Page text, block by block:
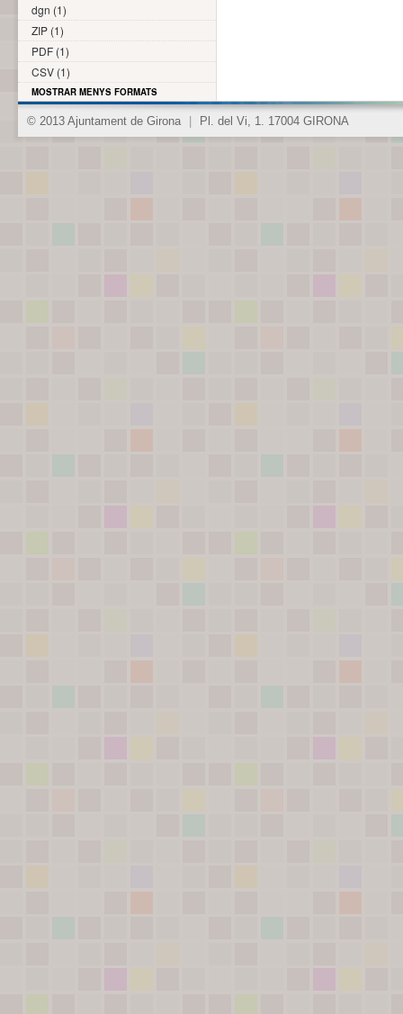
dgn (1)
ZIP (1)
PDF (1)
CSV (1)
MOSTRAR MENYS FORMATS
© 2013 Ajuntament de Girona Pl. del Vi, 1. 17004 GIRONA